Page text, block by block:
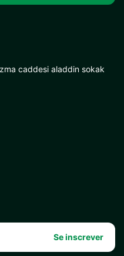
caddesi aladdin sokak
Se inscrever